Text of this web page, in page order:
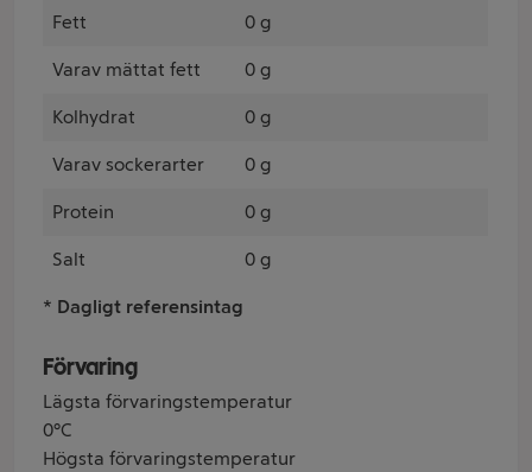
Fett 0 g
Varav mättat fett 0 g
Kolhydrat 0 g
Varav sockerarter 0 g
Protein 0 g
Salt 0 g
* Dagligt referensintag
Förvaring
Lägsta förvaringstemperatur
0°C
Högsta förvaringstemperatur